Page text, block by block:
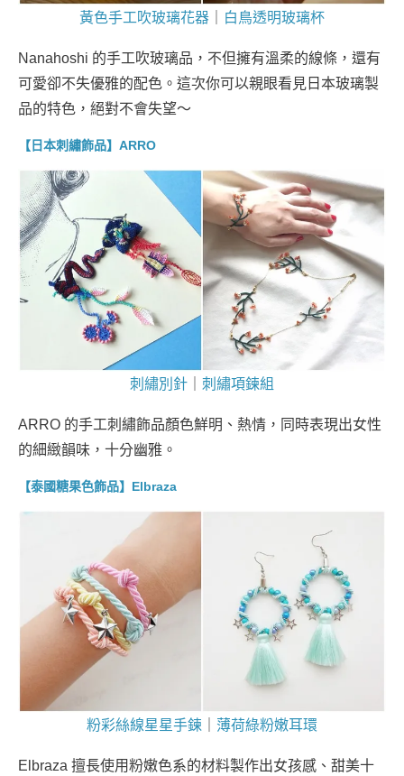
黃色手工吹玻璃花器 白鳥透明玻璃杯
Nanahoshi 的手工吹玻璃品，不但擁有溫柔的線條，還有
可愛卻不失優雅的配色。這次你可以親眼看見日本玻璃製
品的特色，絕對不會失望～
【日本刺繡飾品】ARRO
刺繡別針 刺繡項鍊組
ARRO 的手工刺繡飾品顏色鮮明、熱情，同時表現出女性
的細緻韻味，十分幽雅。
【泰國糖果色飾品】Elbraza
粉彩絲線星星手鍊 薄荷綠粉嫩耳環
Elbraza 擅長使用粉嫩色系的材料製作出女孩感、甜美十